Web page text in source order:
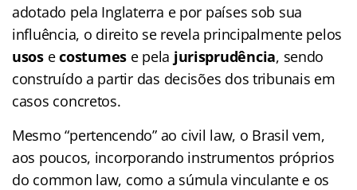
adotado pela Inglaterra e por países sob sua
influência, o direito se revela principalmente pelos
usos ecostumese pela jurisprudência, sendo
construído a partir das decisões dos tribunais em
casos concretos.
Mesmo “pertencendo” ao civil law, o Brasil vem,
aos poucos, incorporando instrumentos próprios
do common law, como a súmula vinculante e os